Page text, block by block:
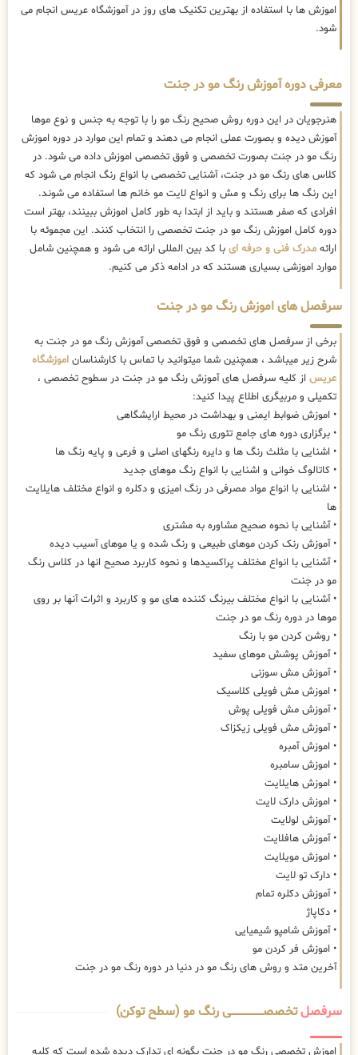
اموزش ها با استفاده از بهترین تکنیک های روز در آموزشگاه عریس انجام می
شود.
معرفی دوره آموزش رنگ مو در جنت
هنرجویان در این دوره روش صحیح رنگ مو را با توجه به جنس و نوع موها
آموزش دیده و بصورت عملی انجام می دهند و تمام این موارد در دوره اموزش
رنگ مو در جنت بصورت تخصصی و فوق تخصصی اموزش داده می شود. در
کلاس های رنگ مو در جنت، آشنایی تخصصی با انواع رنگ انجام می شود که
این رنگ ها برای رنگ و مش و انواع لایت مو خانم ها استفاده می شوند.
افرادی که صفر هستند و باید از ابتدا به طور کامل اموزش ببینند، بهتر است
دوره کامل اموزش رنگ مو در جنت تخصصی را انتخاب کنند. این مجموئه با
ارائه مدرک فنی و حرفه ای با کد بین المللی ارائه می شود و همچنین شامل
موارد اموزشی بسیاری هستند که در ادامه ذکر می کنیم.
سرفصل های اموزش رنگ مو در جنت
برخی از سرفصل های تخصصی و فوق تخصصی آموزش رنگ مو در جنت به
شرح زیر میباشد ، همچنین شما میتوانید با تماس با کارشناسان اموزشگاه
عریس از کلیه سرفصل های آموزش رنگ مو در جنت در سطوح تخصصی ،
تکمیلی و مربیگری اطلاع پیدا کنید:
• اموزش ضوابط ایمنی و بهداشت در محیط ارایشگاهی
• برگزاری دوره های جامع تئوری رنگ مو
• اشنایی با مثلث رنگ ها و دایره رنگهای اصلی و فرعی و پایه رنگ ها
• کاتالوگ خوانی و اشنایی با انواع رنگ موهای جدید
• اشنایی با انواع مواد مصرفی در رنگ امیزی و دکلره و انواع مختلف هایلایت
ها
• آشنایی با نحوه صحیح مشاوره به مشتری
• آموزش رنک کردن موهای طبیعی و رنگ شده و یا موهای آسیب دیده
• آشنایی با انواع مختلف پراکسیدها و نحوه کاربرد صحیح انها در کلاس رنگ
مو در جنت
• آشنایی با انواع مختلف بیرنگ کننده های مو و کاربرد و اثرات آنها بر روی
موها در دوره رنگ مو در جنت
• روشن کردن مو با رنگ
• آموزش پوشش موهای سفید
• آموزش مش سوزنی
• اموزش مش فویلی کلاسیک
• آموزش مش فویلی پوش
• آموزش مش فویلی زیکزاک
• اموزش آمبره
• اموزش سامبره
• اموزش هایلایت
• اموزش دارک لایت
• آموزش لولایت
• آموزش هافلایت
• اموزش مویلایت
• دارک تو لایت
• آموزش دکلره تمام
• دکاپاژ
• آموزش شامپو شیمیایی
• اموزش فر کردن مو
آخرین متد و روش های رنگ مو در دنیا در دوره رنگ مو در جنت
سرفصلتخصصــــــــــــــــــــی رنگ مو (سطح توکن)
اموزش تخصصی رنگ مو در جنت بگونه ای تدارک دیده شده است که کلیه